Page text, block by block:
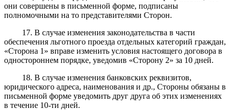
они совершены в письменной форме, подписаны
полномочными на то представителями Сторон.
17. В случае изменения законодательства в части
обеспечения льготного проезда отдельных категорий граждан,
«Сторона 1» вправе изменить условия настоящего договора в
одностороннем порядке, уведомив «Сторону 2» за 10 дней.
18. В случае изменения банковских реквизитов,
юридического адреса, наименования и др., Стороны обязаны в
письменной форме уведомить друг друга об этих изменениях
в течение 10-ти дней.